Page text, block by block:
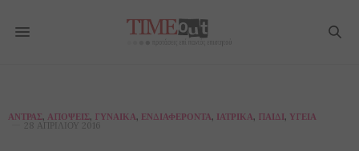
ΆΝΤΡΑΣ, ΑΠΌΨΕΙΣ, ΓΥΝΑΊΚΑ, ΕΝΔΙΑΦΈΡΟΝΤΑ, ΙΑΤΡΙΚΆ, ΠΑΙΔΊ, ΥΓΕΊΑ
28 ΑΠΡΙΛΊΟΥ 2016